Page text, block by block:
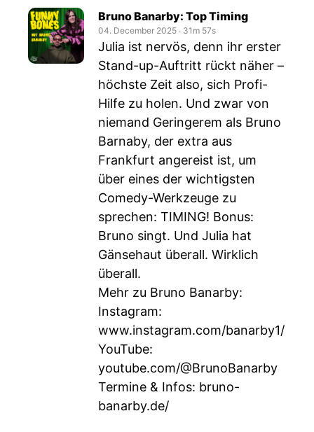
Bruno Banarby: Top Timing
04. December 2025 ‧ 31m 57s
Julia ist nervös, denn ihr erster
Stand-up-Auftritt rückt näher –
höchste Zeit also, sich Profi-
Hilfe zu holen. Und zwar von
niemand Geringerem als Bruno
Barnaby, der extra aus
Frankfurt angereist ist, um
über eines der wichtigsten
Comedy-Werkzeuge zu
sprechen: TIMING! Bonus:
Bruno singt. Und Julia hat
Gänsehaut überall. Wirklich
überall.
Mehr zu Bruno Banarby:
Instagram:
www.instagram.com/banarby1/
YouTube:
youtube.com/@BrunoBanarby
Termine & Infos: bruno-
banarby.de/